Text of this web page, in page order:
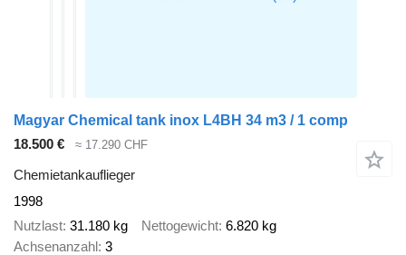
Magyar Chemical tank inox L4BH 34 m3 / 1 comp
18.500 €
≈ 17.290 CHF
Chemietankauflieger
1998
Nutzlast 31.180 kg Nettogewicht 6.820 kg
Achsenanzahl 3